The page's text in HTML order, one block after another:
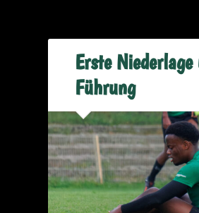
Erste
Führung